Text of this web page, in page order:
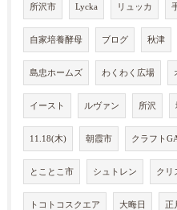
所沢市 Lycka リュッカ
自家培養酵母 ブログ 秋津
島忠ホームズ わくわく広場
イースト ルヴァン 所沢
11.18(木) 朝霞市 クラフト
とことこ市 シュトレン クリ
トコトコスクエア 大晦日 正